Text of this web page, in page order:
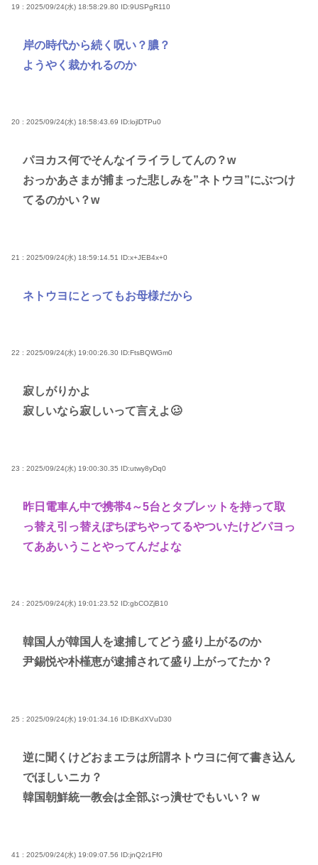
19 : 2025/09/24(水) 18:58:29.80 ID:9USPgR110
岸の時代から続く呪い？膿？
ようやく裁かれるのか
20 : 2025/09/24(水) 18:58:43.69 ID:lojlDTPu0
パヨカス何でそんなイライラしてんの？w
おっかあさまが捕まった悲しみを”ネトウヨ”にぶつけ
てるのかい？w
21 : 2025/09/24(水) 18:59:14.51 ID:x+JEB4x+0
ネトウヨにとってもお母様だから
22 : 2025/09/24(水) 19:00:26.30 ID:FtsBQWGm0
寂しがりかよ
寂しいなら寂しいって言えよ🥴
23 : 2025/09/24(水) 19:00:30.35 ID:utwy8yDq0
昨日電車ん中で携帯4～5台とタブレットを持って取
っ替え引っ替えぽちぽちやってるやついたけどパヨっ
てああいうことやってんだよな
24 : 2025/09/24(水) 19:01:23.52 ID:gbCOZjB10
韓国人が韓国人を逮捕してどう盛り上がるのか
尹錫悦や朴槿恵が逮捕されて盛り上がってたか？
25 : 2025/09/24(水) 19:01:34.16 ID:BKdXVuD30
逆に聞くけどおまエラは所謂ネトウヨに何て書き込ん
でほしいニカ？
韓国朝鮮統一教会は全部ぶっ潰せでもいい？ｗ
41 : 2025/09/24(水) 19:09:07.56 ID:jnQ2r1Ff0